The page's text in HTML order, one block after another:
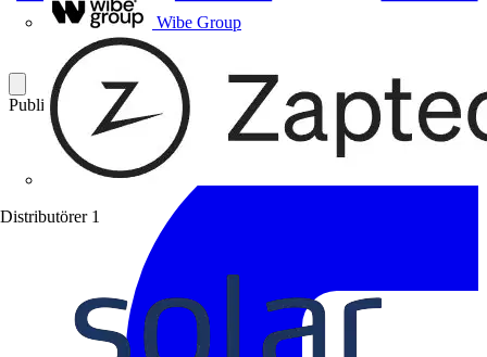
Wibe Group
Distributörer 1
Publicerad: 21 januari 2019 Kategori: Branschnyheter